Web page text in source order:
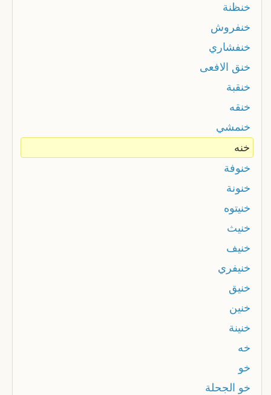
خنظنة
خنفروش
خنفشاري
خنق الافعى
خنقبة
خنقه
خنمشي
خنه
خنوفة
خنونة
خنيتوه
خنيث
خنيف
خنيفري
خنيق
خنين
خنينة
خه
خو
خو الجحلة